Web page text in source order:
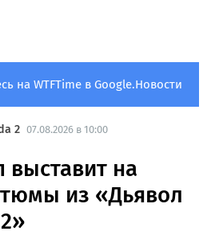
на WTFTime в Google.Новости
2 07.08.2026 в 10:00
выставит на
из «Дьявол